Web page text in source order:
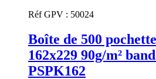
Réf GPV : 50024
Boîte de 500
162x229 90g/m²
PSPK162